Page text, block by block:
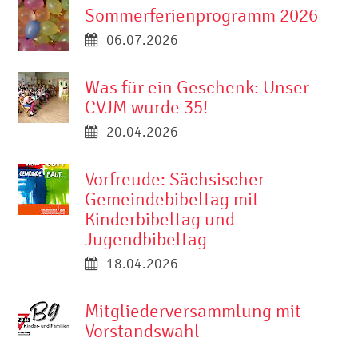
Sommerferienprogramm 2026
06.07.2026
Was für ein Geschenk: Unser
CVJM wurde 35!
20.04.2026
Vorfreude: Sächsischer
Gemeindebibeltag mit
Kinderbibeltag und
Jugendbibeltag
18.04.2026
Mitgliederversammlung mit
Vorstandswahl